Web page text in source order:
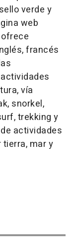
verde y
web
ofrece
francés
vía
snorkel,
trekking y
actividades
tierra, mar y